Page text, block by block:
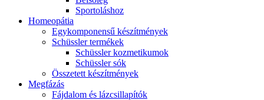
Sportoláshoz
Homeopátia
Egykomponensű készítmények
Schüssler termékek
Schüssler kozmetikumok
Schüssler sók
Összetett készítmények
Megfázás
Fájdalom és lázcsillapítók